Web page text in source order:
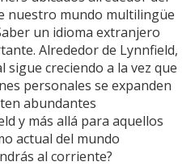
nuestro mundo multilingüe
un idioma extranjero
Alrededor de Lynnfield,
creciendo a la vez que
personales se expanden
abundantes
y más allá para aquellos
actual del mundo
al corriente?